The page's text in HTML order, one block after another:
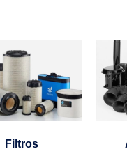
Filtros